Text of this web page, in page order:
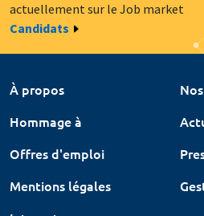
actuellement sur le Job market
Candidats
À propos
Hommage à
Offres d'emploi
Mentions légales